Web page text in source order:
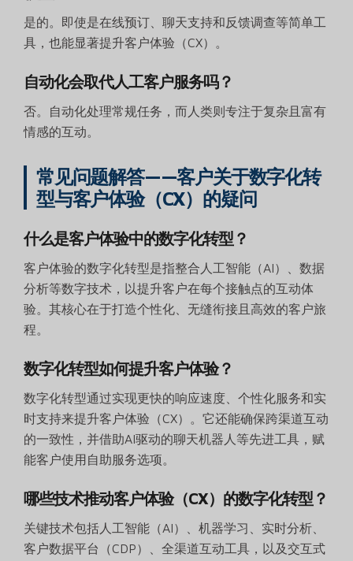
是的。即使是在线预订、聊天支持和反馈调查等简单工
具，也能显著提升客户体验（CX）。
自动化会取代人工客户服务吗？
否。自动化处理常规任务，而人类则专注于复杂且富有
情感的互动。
常见问题解答——客户关于数字化转
型与客户体验（CX）的疑问
什么是客户体验中的数字化转型？
客户体验的数字化转型是指整合人工智能（AI）、数据
分析等数字技术，以提升客户在每个接触点的互动体
验。其核心在于打造个性化、无缝衔接且高效的客户旅
程。
数字化转型如何提升客户体验？
数字化转型通过实现更快的响应速度、个性化服务和实
时支持来提升客户体验（CX）。它还能确保跨渠道互动
的一致性，并借助AI驱动的聊天机器人等先进工具，赋
能客户使用自助服务选项。
哪些技术推动客户体验（CX）的数字化转型？
关键技术包括人工智能（AI）、机器学习、实时分析、
客户数据平台（CDP）、全渠道互动工具，以及交互式